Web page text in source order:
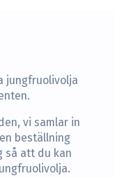
jungfruolivolja
vi samlar in
beställning
så att du kan